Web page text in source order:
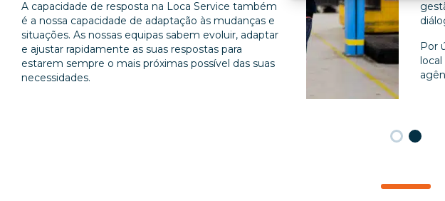
A capacidade de resposta na Loca Service também
é a nossa capacidade de adaptação às mudanças e
situações. As nossas equipas sabem evoluir, adaptar
e ajustar rapidamente as suas respostas para
estarem sempre o mais próximas possível das suas
necessidades.
Por